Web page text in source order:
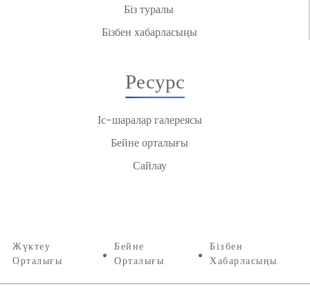
Біз туралы
Бізбен хабарласыңы
Ресурс
Іс-шаралар галереясы
Бейне орталығы
Сайлау
Жүктеу
Орталығы
Бейне
Орталығы
Бізбен
Хабарласыңы